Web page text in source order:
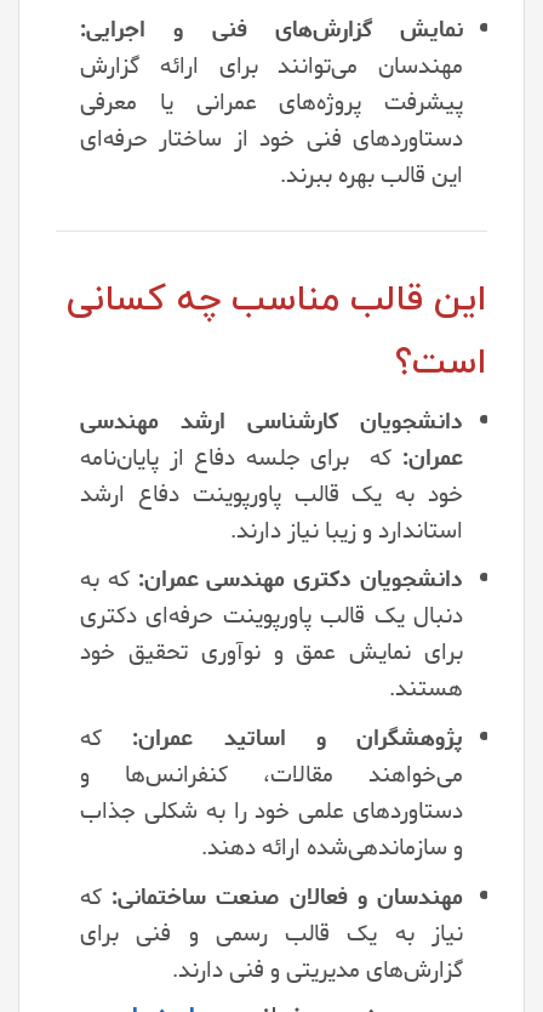
نمایش گزارش‌های فنی و اجرایی:
مهندسان می‌توانند برای ارائه گزارش
پیشرفت پروژه‌های عمرانی یا معرفی
دستاوردهای فنی خود از ساختار حرفه‌ای
این قالب بهره ببرند.
این قالب مناسب چه کسانی
است؟
دانشجویان کارشناسی ارشد مهندسی
عمران: که برای جلسه دفاع از پایان‌نامه
خود به یک قالب پاورپوینت دفاع ارشد
استاندارد و زیبا نیاز دارند.
دانشجویان دکتری مهندسی عمران: که به
دنبال یک قالب پاورپوینت حرفه‌ای دکتری
برای نمایش عمق و نوآوری تحقیق خود
هستند.
پژوهشگران و اساتید عمران: که
می‌خواهند مقالات، کنفرانس‌ها و
دستاوردهای علمی خود را به شکلی جذاب
و سازماندهی‌شده ارائه دهند.
مهندسان و فعالان صنعت ساختمانی: که
نیاز به یک قالب رسمی و فنی برای
گزارش‌های مدیریتی و فنی دارند.